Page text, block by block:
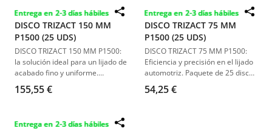
poliéster. Su tamaño de150
mm y compatibilidad con
platos de velcro de hasta 125
mmla convierten en una opción
versátilparadetallistas y
técnicos de carrocería.
Entrega en 2-3 días hábiles
DISCO TRIZACT 150 MM
P1500 (25 UDS)
DISCO TRIZACT 150 MM P1500:
la solución ideal para un lijado de
acabado fino y uniforme.
Paquete de 25 unidades,
diseñado para ofrecer una
automotriz.
155,55 €
Entrega en 2-3 días hábiles
DISCO TRIZACT 75 MM
P1500 (25 UDS)
DISCO TRIZACT 75 MM P1500:
Eficiencia y precisión en el lijado
automotriz. Paquete de 25 discos
diseñados para una eliminación
efectiva de defectos en la
54,25 €
Entrega en 2-3 días hábiles